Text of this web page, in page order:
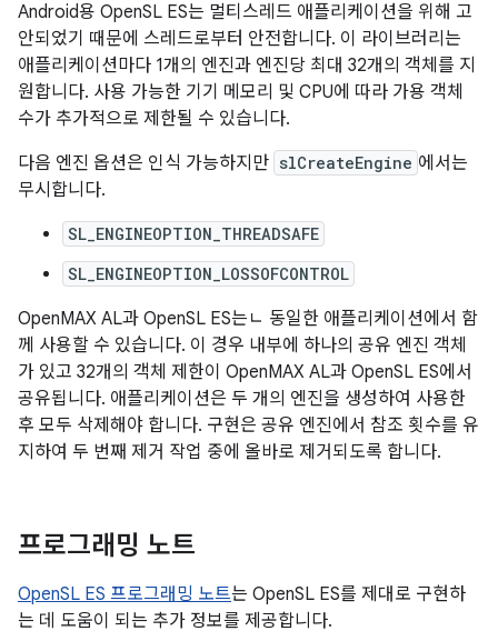
Android용 OpenSL ES는 멀티스레드 애플리케이션을 위해 고
안되었기 때문에 스레드로부터 안전합니다. 이 라이브러리는
애플리케이션마다 1개의 엔진과 엔진당 최대 32개의 객체를 지
원합니다. 사용 가능한 기기 메모리 및 CPU에 따라 가용 객체
수가 추가적으로 제한될 수 있습니다.
다음 엔진 옵션은 인식 가능하지만 slCreateEngine 에서는
무시합니다.
SL_ENGINEOPTION_THREADSAFE
SL_ENGINEOPTION_LOSSOFCONTROL
OpenMAX AL과 OpenSL ES는ㄴ 동일한 애플리케이션에서 함
께 사용할 수 있습니다. 이 경우 내부에 하나의 공유 엔진 객체
가 있고 32개의 객체 제한이 OpenMAX AL과 OpenSL ES에서
공유됩니다. 애플리케이션은 두 개의 엔진을 생성하여 사용한
후 모두 삭제해야 합니다. 구현은 공유 엔진에서 참조 횟수를 유
지하여 두 번째 제거 작업 중에 올바로 제거되도록 합니다.
프로그래밍 노트
OpenSL ES 프로그래밍 노트는 OpenSL ES를 제대로 구현하
는 데 도움이 되는 추가 정보를 제공합니다.